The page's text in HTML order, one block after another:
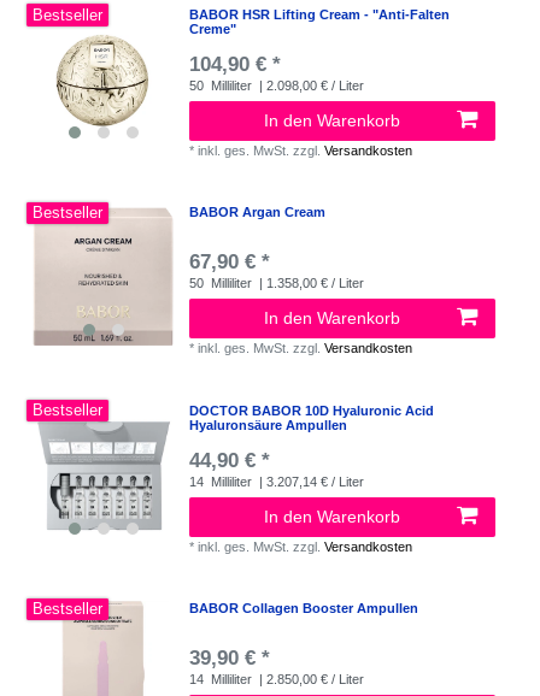
Bestseller
BABOR HSR Lifting Cream - "Anti-Falten
Creme"
104,90 € *
50 Milliliter | 2.098,00 € / Liter
In den Warenkorb
*inkl. ges. MwSt. zzgl.Versandkosten
Bestseller BABOR Argan Cream
67,90 € *
50 Milliliter | 1.358,00 € / Liter
In den Warenkorb
*inkl. ges. MwSt. zzgl.Versandkosten
Bestseller
DOCTOR BABOR 10D Hyaluronic Acid
Hyaluronsäure Ampullen
44,90 € *
14 Milliliter | 3.207,14 € / Liter
In den Warenkorb
*inkl. ges. MwSt. zzgl.Versandkosten
Bestseller BABOR Collagen Booster Ampullen
39,90 € *
14 Milliliter | 2.850,00 € / Liter